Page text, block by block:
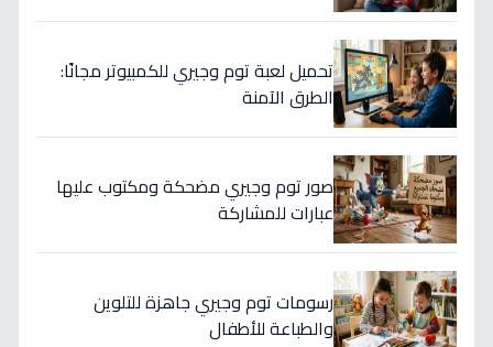
تحميل لعبة توم وجيري للكمبيوتر مجانًا:
الطرق الآمنة
صور توم وجيري مضحكة ومكتوب عليها
عبارات للمشاركة
رسومات توم وجيري جاهزة للتلوين
والطباعة للأطفال